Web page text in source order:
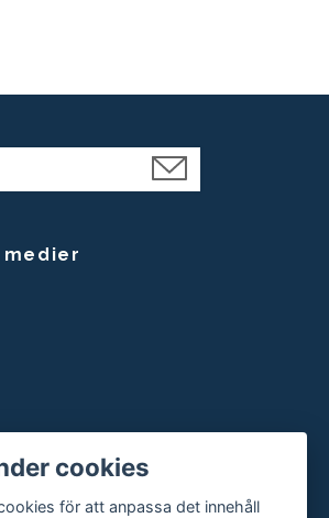
cookies
för att anpassa det innehåll